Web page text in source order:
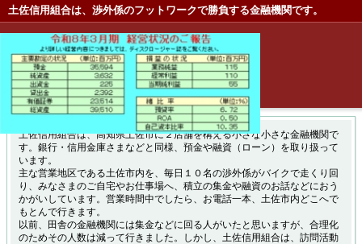
土佐信用組合は、渉外係のフットワークで勝負する金融機関です。
土佐信用組合は、高知県土佐市に２店舗を構える小さな小さな金融機関で
す。銀行・信用金庫さまなどと同様、預金や融資（ローン）を取り扱って
います。
主な営業地区である土佐市内を、毎日１０名の渉外係がバイクで走くり回
り、みなさまのご自宅やお仕事場へ、積立の集金や融資のお話などにおう
かがいしています。営業時間中でしたら、お電話一本、土佐市内どこへで
もとんで行きます。
以前、田舎の金融機関には集金などに回る人がいたと思いますが、合理化
のためその人数は減って行きました。しかし、土佐信用組合は、訪問活動